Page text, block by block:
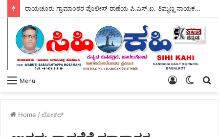
ರಾಯಚೂರು ಗ್ರಾಮಾಂತರ ಪೊಲೀಸ್ ಠಾಣೆಯ ಪಿ.ಎಸ್.ಐ. ತಿಮ್ಮಣ್ಣ ನಾಯಕ ಅವರಿಂದ – ಕಾರುಣ್ಯಾಶ್ರಮಕ್ಕೆ ಸಹಾಯದ ಸೌಜನ್ಯ.
Menu
Switch
Log
Home /ಲೋಕಲ್